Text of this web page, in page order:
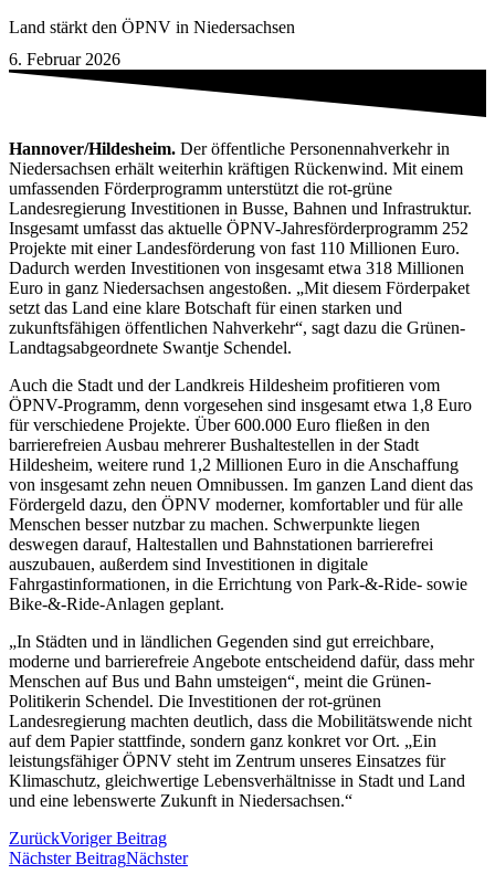
Land stärkt den ÖPNV in Niedersachsen
6. Februar 2026
Hannover/Hildesheim. Der öffentliche Personennahverkehr in
Niedersachsen erhält weiterhin kräftigen Rückenwind. Mit einem
umfassenden Förderprogramm unterstützt die rot-grüne
Landesregierung Investitionen in Busse, Bahnen und Infrastruktur.
Insgesamt umfasst das aktuelle ÖPNV-Jahresförderprogramm 252
Projekte mit einer Landesförderung von fast 110 Millionen Euro.
Dadurch werden Investitionen von insgesamt etwa 318 Millionen
Euro in ganz Niedersachsen angestoßen. „Mit diesem Förderpaket
setzt das Land eine klare Botschaft für einen starken und
zukunftsfähigen öffentlichen Nahverkehr“, sagt dazu die Grünen-
Landtagsabgeordnete Swantje Schendel.
Auch die Stadt und der Landkreis Hildesheim profitieren vom
ÖPNV-Programm, denn vorgesehen sind insgesamt etwa 1,8 Euro
für verschiedene Projekte. Über 600.000 Euro fließen in den
barrierefreien Ausbau mehrerer Bushaltestellen in der Stadt
Hildesheim, weitere rund 1,2 Millionen Euro in die Anschaffung
von insgesamt zehn neuen Omnibussen. Im ganzen Land dient das
Fördergeld dazu, den ÖPNV moderner, komfortabler und für alle
Menschen besser nutzbar zu machen. Schwerpunkte liegen
deswegen darauf, Haltestallen und Bahnstationen barrierefrei
auszubauen, außerdem sind Investitionen in digitale
Fahrgastinformationen, in die Errichtung von Park-&-Ride- sowie
Bike-&-Ride-Anlagen geplant.
„In Städten und in ländlichen Gegenden sind gut erreichbare,
moderne und barrierefreie Angebote entscheidend dafür, dass mehr
Menschen auf Bus und Bahn umsteigen“, meint die Grünen-
Politikerin Schendel. Die Investitionen der rot-grünen
Landesregierung machten deutlich, dass die Mobilitätswende nicht
auf dem Papier stattfinde, sondern ganz konkret vor Ort. „Ein
leistungsfähiger ÖPNV steht im Zentrum unseres Einsatzes für
Klimaschutz, gleichwertige Lebensverhältnisse in Stadt und Land
und eine lebenswerte Zukunft in Niedersachsen.“
ZurückVoriger Beitrag
Nächster BeitragNächster